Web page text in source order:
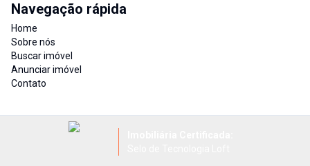
Navegação rápida
Home
Sobre nós
Buscar imóvel
Anunciar imóvel
Contato